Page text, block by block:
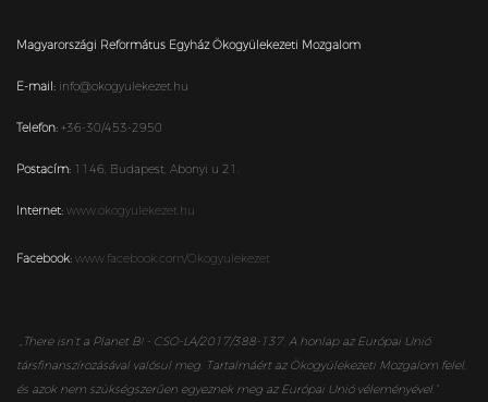
Magyarországi Református Egyház Ökogyülekezeti Mozgalom
E-mail: info@okogyulekezet.hu
Telefon: +36-30/453-2950
Postacím: 1146, Budapest, Abonyi u 21.
Internet: www.okogyulekezet.hu
Facebook: www.facebook.com/Okogyulekezet
„ There isn’t a Planet B! - CSO-LA/2017/388-137. A honlap az Európai Unió
társfinanszírozásával valósul meg. Tartalmáért az Ökogyülekezeti Mozgalom felel,
és azok nem szükségszerűen egyeznek meg az Európai Unió véleményével.”